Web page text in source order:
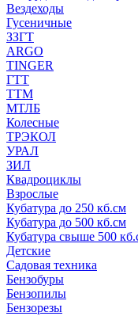
Вездеходы
Гусеничные
ЗЗГТ
ARGO
TINGER
ГТТ
ТТМ
МТЛБ
Колесные
ТРЭКОЛ
УРАЛ
ЗИЛ
Квадроциклы
Взрослые
Кубатура до 250 кб.см
Кубатура до 500 кб.см
Кубатура свыше 500
Детские
Садовая техника
Бензобуры
Бензопилы
Бензорезы